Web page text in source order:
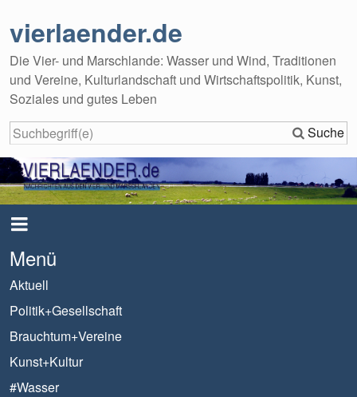
vierlaender.de
Die Vier- und Marschlande: Wasser und Wind, Traditionen
und Vereine, Kulturlandschaft und Wirtschaftspolitik, Kunst,
Soziales und gutes Leben
Suche
Menü
Aktuell
Politik+Gesellschaft
Brauchtum+Vereine
Kunst+Kultur
#Wasser